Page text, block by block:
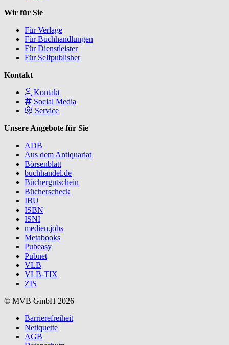
Wir für Sie
Für Verlage
Für Buchhandlungen
Für Dienstleister
Für Selfpublisher
Kontakt
Kontakt
Social Media
Service
Unsere Angebote für Sie
ADB
Aus dem Antiquariat
Börsenblatt
buchhandel.de
Büchergutschein
Bücherscheck
IBU
ISBN
ISNI
medien.jobs
Metabooks
Pubeasy
Pubnet
VLB
VLB-TIX
ZIS
© MVB GmbH 2026
Barrierefreiheit
Netiquette
AGB